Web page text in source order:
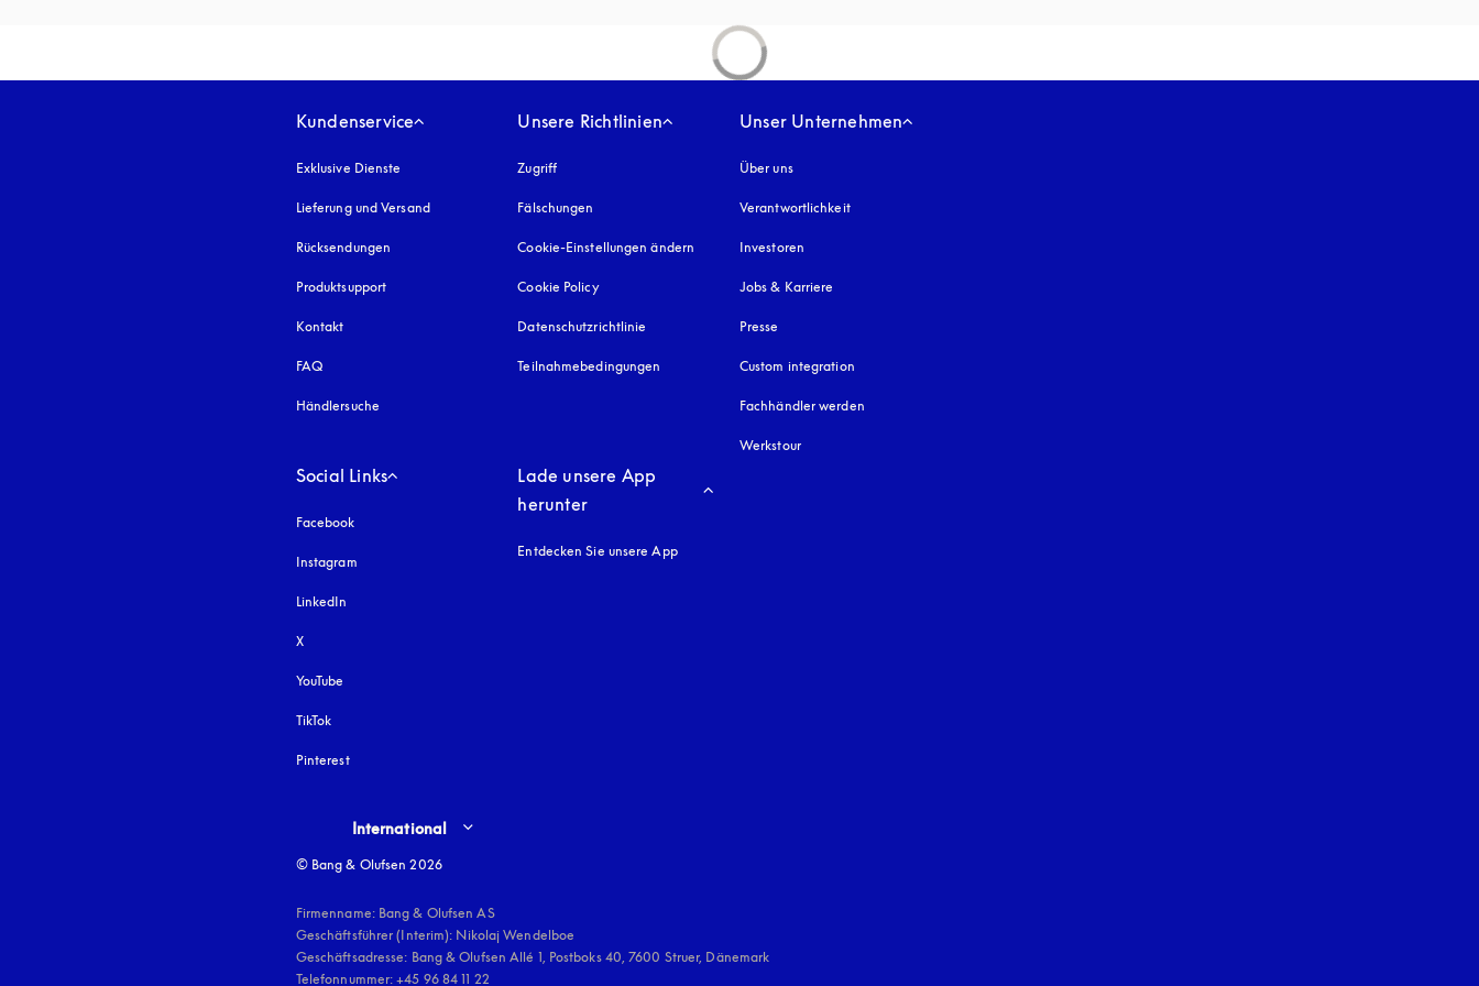
Kundenservice
Exklusive Dienste
Lieferung und Versand
Rücksendungen
Produktsupport
Kontakt
FAQ
Händlersuche
Unsere Richtlinien
Zugriff öffnet sich in einem neuen Tab
Fälschungen öffnet sich in einem neuen Tab
Cookie-Einstellungen ändern
Cookie Policyöffnet sich in einem neuen Tab
Datenschutzrichtlinie öffnet sich in einem neuen Tab
Teilnahmebedingungen
Unser Unternehmen
Über uns
Verantwortlichkeit
Investoren
Jobs & Karriere
Presse
Custom integration
Fachhändler werden
Werkstour
Social Links
Facebook
Instagram
LinkedIn
X
YouTube
TikTok
Pinterest
Lade unsere App
herunter
Entdecken Sie unsere App
Select country and language
International
© Bang & Olufsen 2026
Firmenname: Bang & Olufsen AS
Geschäftsführer (Interim): Nikolaj Wendelboe
Geschäftsadresse: Bang & Olufsen Allé 1, Postboks 40, 7600 Struer, Dänemark
Telefonnummer: +45 96 84 11 22